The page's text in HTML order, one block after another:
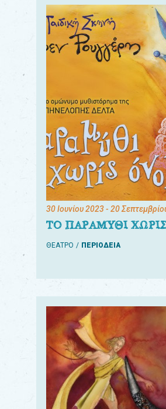
30 Ιουνίου 2023- 20
ΤΟ ΠΑΡΑΜΥΘΙ
ΘΕΑΤΡΟ ΠΕΡΙΟΔΕΙΑ